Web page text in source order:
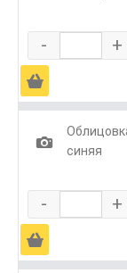
- +
Ä
1
синяя
- +
Ä